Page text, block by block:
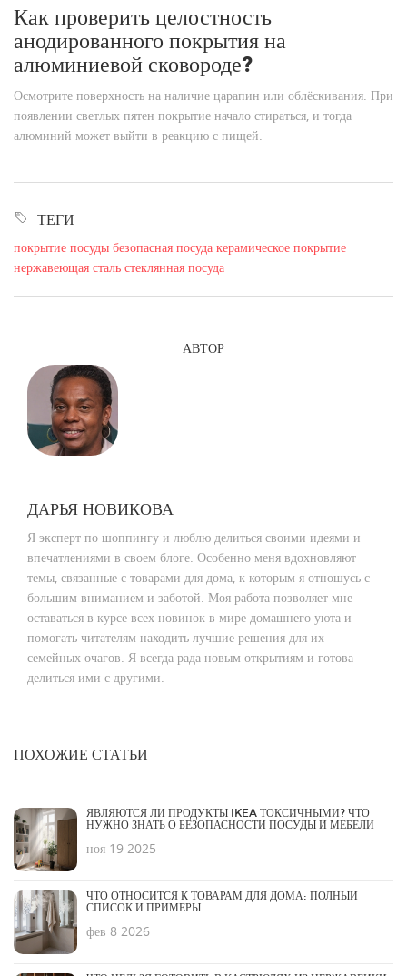
Как проверить целостность
анодированного покрытия на
алюминиевой сковороде?
Осмотрите поверхность на наличие царапин или облёскивания. При
появлении светлых пятен покрытие начало стираться, и тогда
алюминий может выйти в реакцию с пищей.
ТЕГИ
покрытие посуды безопасная посуда керамическое покрытие
нержавеющая сталь стеклянная посуда
АВТОР
ДАРЬЯ НОВИКОВА
Я эксперт по шоппингу и люблю делиться своими идеями и
впечатлениями в своем блоге. Особенно меня вдохновляют
темы, связанные с товарами для дома, к которым я отношусь с
большим вниманием и заботой. Моя работа позволяет мне
оставаться в курсе всех новинок в мире домашнего уюта и
помогать читателям находить лучшие решения для их
семейных очагов. Я всегда рада новым открытиям и готова
делиться ими с другими.
ПОХОЖИЕ СТАТЬИ
ЯВЛЯЮТСЯ ЛИ ПРОДУКТЫ IKEA ТОКСИЧНЫМИ? ЧТО
НУЖНО ЗНАТЬ О БЕЗОПАСНОСТИ ПОСУДЫ И МЕБЕЛИ
ноя 19 2025
ЧТО ОТНОСИТСЯ К ТОВАРАМ ДЛЯ ДОМА: ПОЛНЫЙ
СПИСОК И ПРИМЕРЫ
фев 8 2026